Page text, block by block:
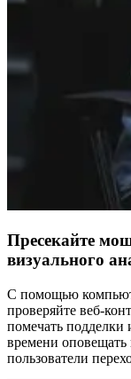
Пресекайте
визуального
С помощью
проверяйте веб-
помечать
времени оповещать
пользователи